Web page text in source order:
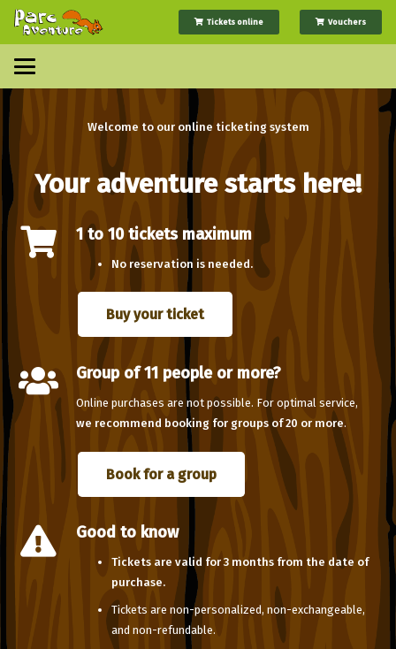
Tickets online Vouchers
Welcome to our online ticketing system
Your adventure starts here!
1 to 10 tickets maximum
No reservation is needed.
Buy your ticket
Group of 11 people or more?
Online purchases are not possible. For optimal service,
we recommend booking for groups of 20 or more.
Book for a group
Good to know
Tickets are valid for 3 months from the date of
purchase.
Tickets are non-personalized, non-exchangeable,
and non-refundable.